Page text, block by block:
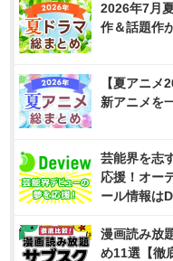
2026年7月
作＆話題作
【夏アニメ
新アニメを
芸能界を志
応援！オー
ール情報は
漫画読み放
め11選【徹